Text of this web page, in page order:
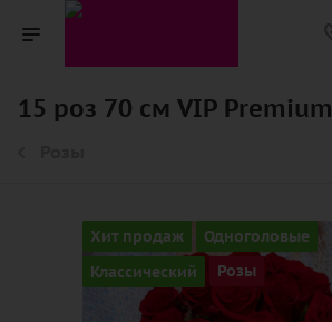
15 роз 70 см VIP Premium
Хит продаж
Одноголовые
Классический
Розы